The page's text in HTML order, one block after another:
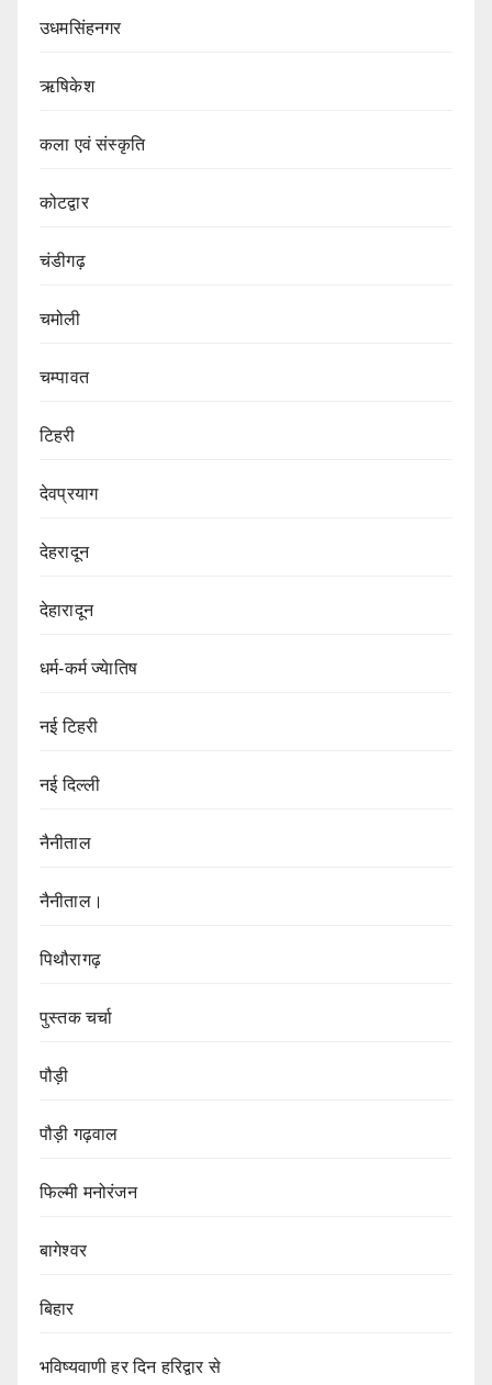
उधमसिंहनगर
ऋषिकेश
कला एवं संस्कृति
कोटद्वार
चंडीगढ़
चमोली
चम्पावत
टिहरी
देवप्रयाग
देहरादून
देहारादून
धर्म-कर्म ज्येातिष
नई टिहरी
नई दिल्ली
नैनीताल
नैनीताल।
पिथौरागढ़
पुस्तक चर्चा
पौड़ी
पौड़ी गढ़वाल
फिल्मी मनोरंजन
बागेश्वर
बिहार
भविष्यवाणी हर दिन हरिद्वार से